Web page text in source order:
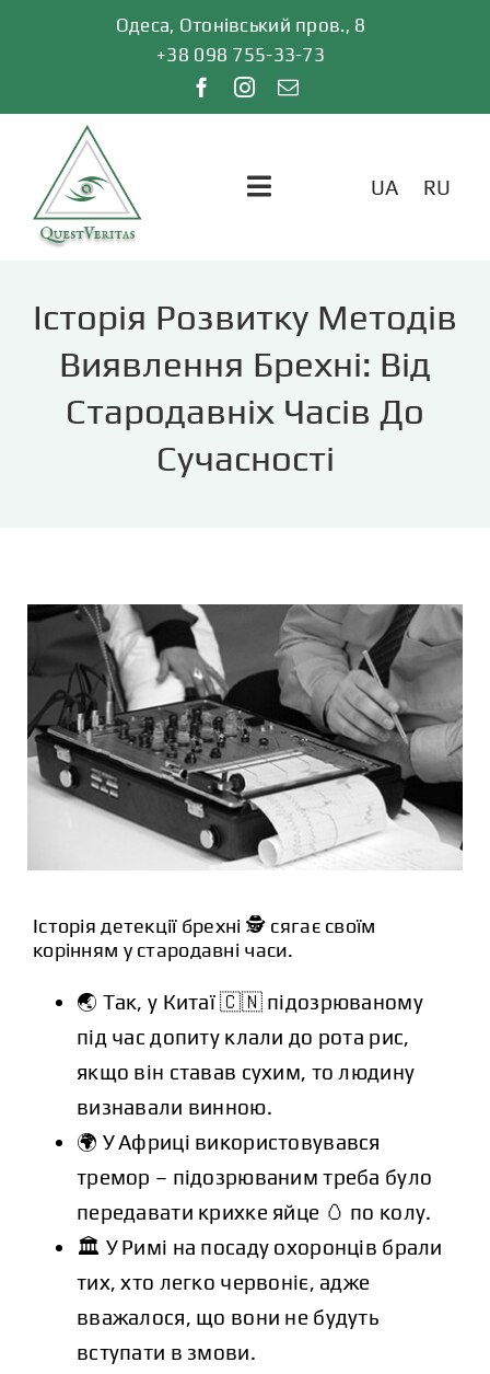
Одеса, Отонівський пров., 8
+38 098 755-33-73
Toggle
ПОСЛУГИ
ВІДГУКИ
UA RU
Історія Розвитку Методів
Виявлення Брехні: Від
Стародавніх Часів До
Сучасності
Історія детекції брехні 🕵️ сягає своїм
корінням у стародавні часи.
🌏 Так, у Китаї 🇨🇳 підозрюваному
під час допиту клали до рота рис,
якщо він ставав сухим, то людину
визнавали винною.
🌍 У Африці використовувався
тремор – підозрюваним треба було
передавати крихке яйце 🥚 по колу.
🏛️ У Римі на посаду охоронців брали
тих, хто легко червоніє, адже
вважалося, що вони не будуть
вступати в змови.